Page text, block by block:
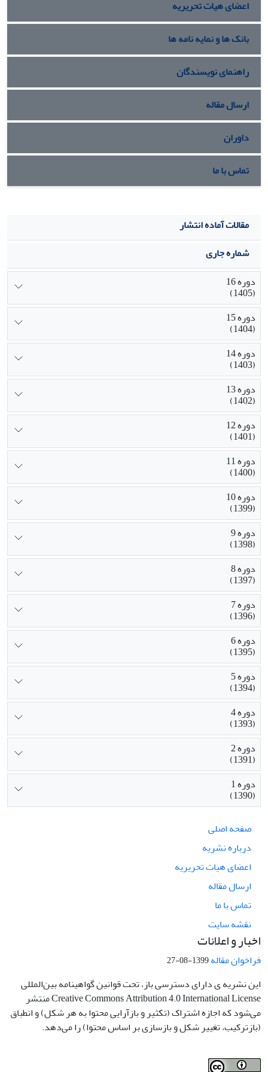
اعضای هیات تحریریه
بانک ها و نمایه نامه ها
راهنمای نویسندگان
ارسال مقاله
داوران
تماس با ما
مقالات آماده انتشار
شماره جاری
دوره 16
(1405)
دوره 15
(1404)
دوره 14
(1403)
دوره 13
(1402)
دوره 12
(1401)
دوره 11
(1400)
دوره 10
(1399)
دوره 9
(1398)
دوره 8
(1397)
دوره 7
(1396)
دوره 6
(1395)
دوره 5
(1394)
دوره 4
(1393)
دوره 2
(1391)
دوره 1
(1390)
صفحه اصلی
درباره نشریه
اعضای هیات تحریریه
ارسال مقاله
تماس با ما
نقشه سایت
اخبار و اعلانات
فراخوان مقاله1399-08-27
این نشریه ی دارای دسترسی باز، تحت قوانین گواهینامه بین‌المللی
Creative Commons Attribution 4.0 International License منتشر
می‌شود که اجازه اشتراک (تکثیر و بازآرایی محتوا به هر شکل) و انطباق
(بازترکیب، تغییر شکل و بازسازی بر اساس محتوا) را می‌دهد.